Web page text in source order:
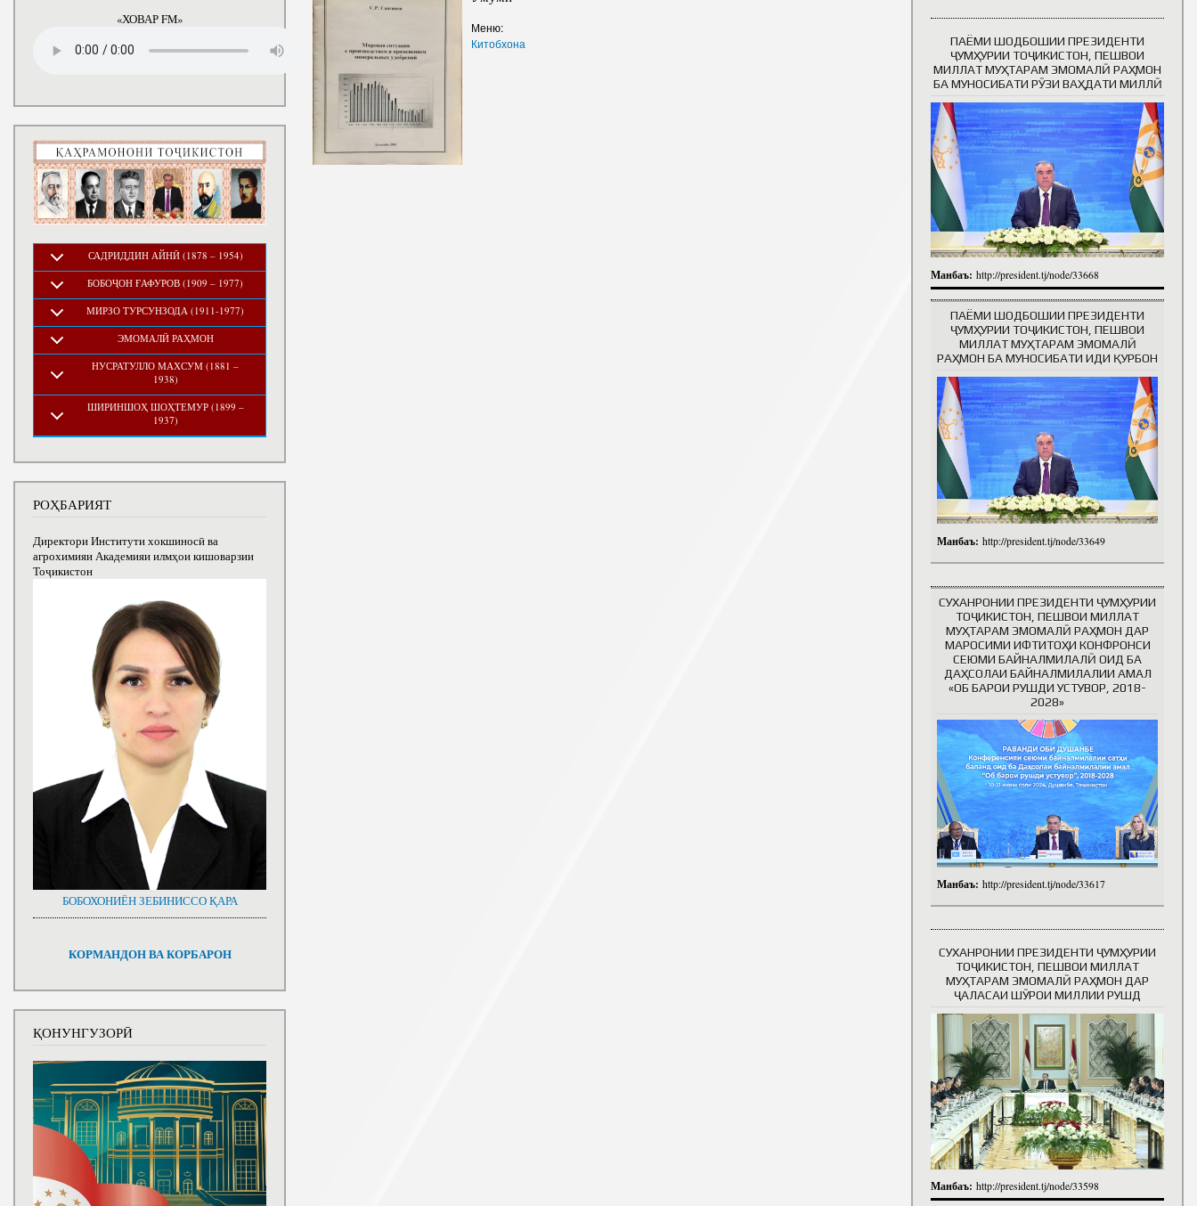
Меню:
Китобхона
«ХОВАР FM»
САДРИДДИН АЙНӢ (1878 – 1954)
БОБОҶОН ҒАФУРОВ (1909 – 1977)
МИРЗО ТУРСУНЗОДА (1911-1977)
ЭМОМАЛӢ РАҲМОН
НУСРАТУЛЛО МАХСУМ (1881 –
1938)
ШИРИНШОҲ ШОҲТЕМУР (1899 –
1937)
РОҲБАРИЯТ
Директори Институти хокшиносӣ ва
агрохимияи Академияи илмҳои кишоварзии
Тоҷикистон
БОБОХОНИЁН ЗЕБИНИССО ҚАРА
КОРМАНДОН ВА КОРБАРОН
ҚОНУНГУЗОРӢ
ПАЁМИ ШОДБОШИИ ПРЕЗИДЕНТИ
ҶУМҲУРИИ ТОҶИКИСТОН, ПЕШВОИ
МИЛЛАТ МУҲТАРАМ ЭМОМАЛӢ РАҲМОН
БА МУНОСИБАТИ РӮЗИ ВАҲДАТИ МИЛЛӢ
Манбаъ: http://president.tj/node/33668
ПАЁМИ ШОДБОШИИ ПРЕЗИДЕНТИ
ҶУМҲУРИИ ТОҶИКИСТОН, ПЕШВОИ
МИЛЛАТ МУҲТАРАМ ЭМОМАЛӢ
РАҲМОН БА МУНОСИБАТИ ИДИ ҚУРБОН
Манбаъ: http://president.tj/node/33649
СУХАНРОНИИ ПРЕЗИДЕНТИ ҶУМҲУРИИ
ТОҶИКИСТОН, ПЕШВОИ МИЛЛАТ
МУҲТАРАМ ЭМОМАЛӢ РАҲМОН ДАР
МАРОСИМИ ИФТИТОҲИ КОНФРОНСИ
СЕЮМИ БАЙНАЛМИЛАЛӢ ОИД БА
ДАҲСОЛАИ БАЙНАЛМИЛАЛИИ АМАЛ
«ОБ БАРОИ РУШДИ УСТУВОР, 2018-
2028»
Манбаъ: http://president.tj/node/33617
СУХАНРОНИИ ПРЕЗИДЕНТИ ҶУМҲУРИИ
ТОҶИКИСТОН, ПЕШВОИ МИЛЛАТ
МУҲТАРАМ ЭМОМАЛӢ РАҲМОН ДАР
ҶАЛАСАИ ШӮРОИ МИЛЛИИ РУШД
Манбаъ: http://president.tj/node/33598